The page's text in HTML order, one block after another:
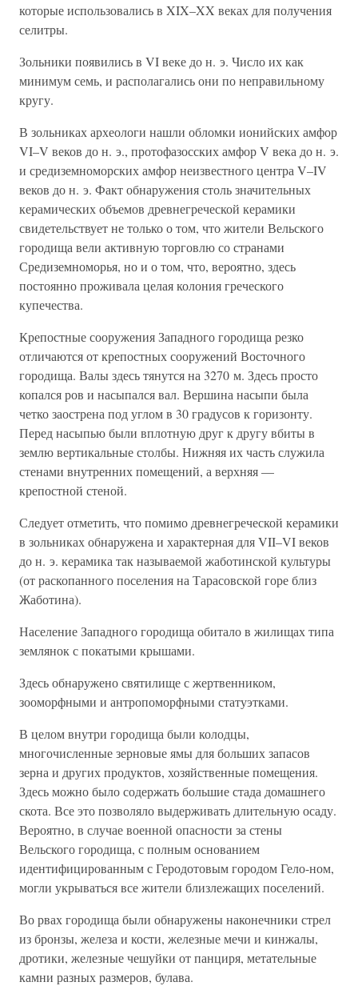
которые использовались в XIX–XX веках для получения
селитры.
Зольники появились в VI веке до н. э. Число их как
минимум семь, и располагались они по неправильному
кругу.
В зольниках археологи нашли обломки ионийских амфор
VI–V веков до н. э., протофазосских амфор V века до н. э.
и средиземноморских амфор неизвестного центра V–IV
веков до н. э. Факт обнаружения столь значительных
керамических объемов древнегреческой керамики
свидетельствует не только о том, что жители Вельского
городища вели активную торговлю со странами
Средиземноморья, но и о том, что, вероятно, здесь
постоянно проживала целая колония греческого
купечества.
Крепостные сооружения Западного городища резко
отличаются от крепостных сооружений Восточного
городища. Валы здесь тянутся на 3270 м. Здесь просто
копался ров и насыпался вал. Вершина насыпи была
четко заострена под углом в 30 градусов к горизонту.
Перед насыпью были вплотную друг к другу вбиты в
землю вертикальные столбы. Нижняя их часть служила
стенами внутренних помещений, а верхняя —
крепостной стеной.
Следует отметить, что помимо древнегреческой керамики
в зольниках обнаружена и характерная для VII–VI веков
до н. э. керамика так называемой жаботинской культуры
(от раскопанного поселения на Тарасовской горе близ
Жаботина).
Население Западного городища обитало в жилищах типа
землянок с покатыми крышами.
Здесь обнаружено святилище с жертвенником,
зооморфными и антропоморфными статуэтками.
В целом внутри городища были колодцы,
многочисленные зерновые ямы для больших запасов
зерна и других продуктов, хозяйственные помещения.
Здесь можно было содержать большие стада домашнего
скота. Все это позволяло выдерживать длительную осаду.
Вероятно, в случае военной опасности за стены
Вельского городища, с полным основанием
идентифицированным с Геродотовым городом Гело-ном,
могли укрываться все жители близлежащих поселений.
Во рвах городища были обнаружены наконечники стрел
из бронзы, железа и кости, железные мечи и кинжалы,
дротики, железные чешуйки от панциря, метательные
камни разных размеров, булава.